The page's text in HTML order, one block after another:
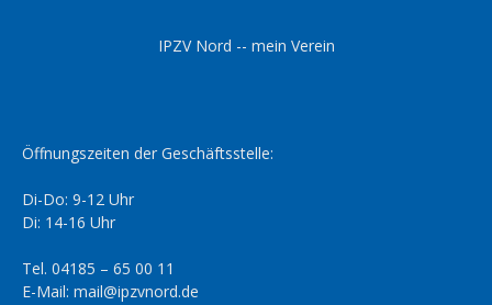
IPZV Nord -- mein Verein
Öffnungszeiten der Geschäftsstelle:
Di-Do: 9-12 Uhr
Di: 14-16 Uhr
Tel. 04185 – 65 00 11
E-Mail: mail@ipzvnord.de